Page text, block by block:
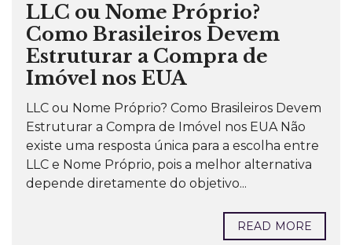
LLC ou Nome Próprio?
Como Brasileiros Devem
Estruturar a Compra de
Imóvel nos EUA
LLC ou Nome Próprio? Como Brasileiros Devem
Estruturar a Compra de Imóvel nos EUA Não
existe uma resposta única para a escolha entre
LLC e Nome Próprio, pois a melhor alternativa
depende diretamente do objetivo...
READ MORE